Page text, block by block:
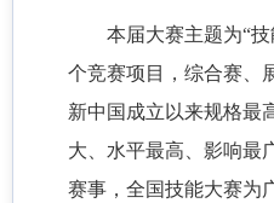
本届大赛主题为“
个竞赛项目，综合赛、
新中国成立以来规格最
大、水平最高、影响最
赛事，全国技能大赛为